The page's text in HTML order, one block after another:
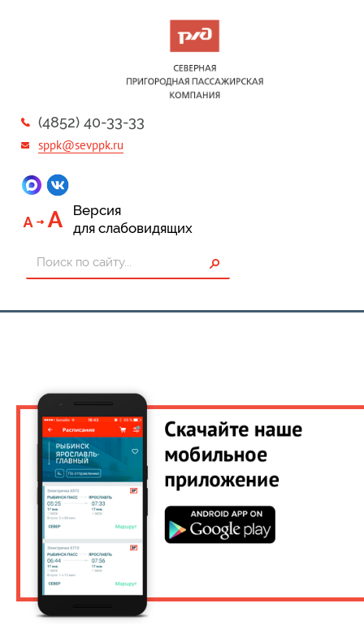
(4852) 40-33-33
sppk@sevppk.ru
Версия
для слабовидящих